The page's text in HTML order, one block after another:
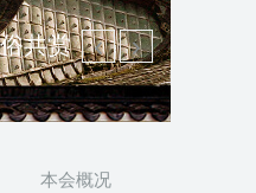
共赏
精英
本会概况